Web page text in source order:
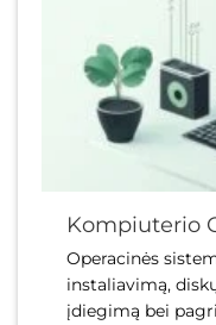
Kompiuterio
Operacinės
instaliavimą,
įdiegimą bei